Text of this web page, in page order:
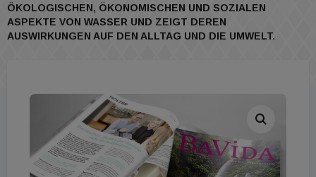
ÖKOLOGISCHEN, ÖKONOMISCHEN UND SOZIALEN
ASPEKTE VON WASSER UND ZEIGT DEREN
AUSWIRKUNGEN AUF DEN ALLTAG UND DIE UMWELT.